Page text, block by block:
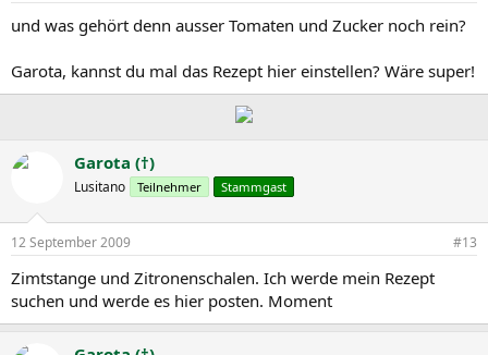
und was gehört denn ausser Tomaten und Zucker noch rein?
Garota, kannst du mal das Rezept hier einstellen? Wäre super!
Garota (†)
Lusitano Teilnehmer Stammgast
12 September 2009 #13
Zimtstange und Zitronenschalen. Ich werde mein Rezept
suchen und werde es hier posten. Moment